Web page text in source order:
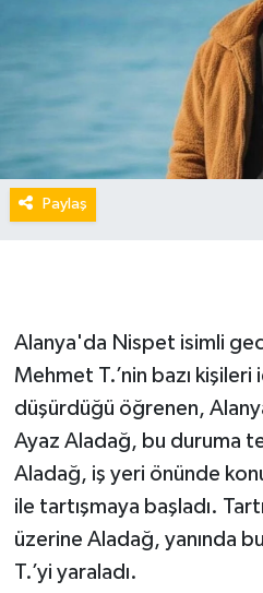
Paylaş
Alanya'da Nispet isimli
Mehmet T.’nin bazı kişileri
düşürdüğü öğrenen,
Ayaz Aladağ, bu duruma
Aladağ, iş yeri önünde
ile tartışmaya başladı.
üzerine Aladağ, yanında
T.’yi yaraladı.